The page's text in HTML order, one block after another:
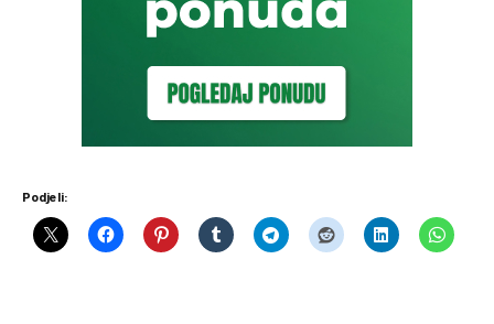
Podjeli: